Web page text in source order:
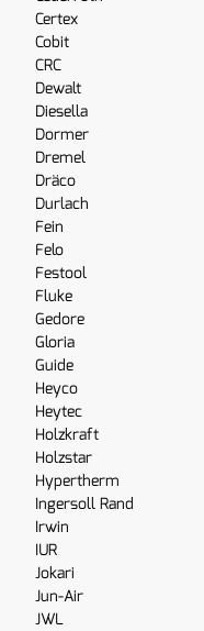
Certex
Cobit
CRC
Dewalt
Diesella
Dormer
Dremel
Dräco
Durlach
Fein
Felo
Festool
Fluke
Gedore
Gloria
Guide
Heyco
Heytec
Holzkraft
Holzstar
Hypertherm
Ingersoll Rand
Irwin
IUR
Jokari
Jun-Air
JWL